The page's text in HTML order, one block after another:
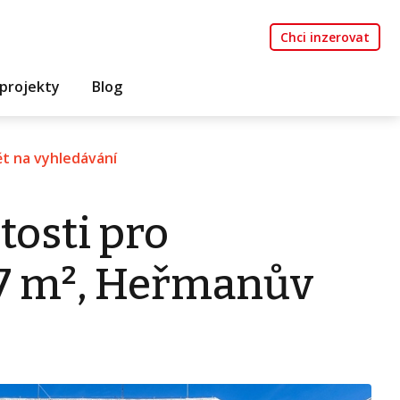
Chci inzerovat
Blog
na vyhledávání
pro
m², Heřmanův